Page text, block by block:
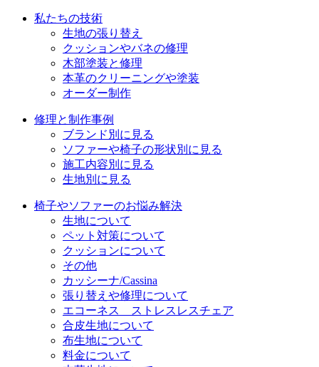
私たちの技術
生地の張り替え
クッションやバネの修理
木部塗装と修理
本革のクリーニングや塗装
オーダー制作
修理と制作事例
ブランド別に見る
ソファーや椅子の形状別に見る
施工内容別に見る
生地別に見る
椅子やソファーのお悩み解決
生地について
ペット対策について
クッションについて
その他
カッシーナ/Cassina
張り替えや修理について
エコーネス ストレスレスチェア
合皮生地について
布生地について
料金について